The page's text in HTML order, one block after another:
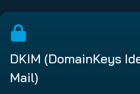
DKIM (DomainKeys
Mail)